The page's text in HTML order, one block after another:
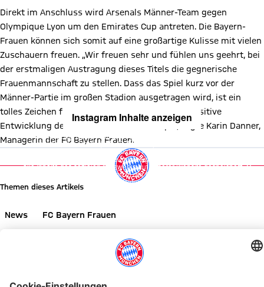
Direkt im Anschluss wird Arsenals Männer-Team gegen
Olympique Lyon um den Emirates Cup antreten. Die Bayern-
Frauen können sich somit auf eine großartige Kulisse mit vielen
Zuschauern freuen. „Wir freuen sehr und fühlen uns geehrt, bei
der erstmaligen Austragung dieses Titels die gegnerische
Frauenmannschaft zu stellen. Dass das Spiel kurz vor der
Männer-Partie im großen Stadion ausgetragen wird, ist ein
tolles Zeichen für das große Potenzial und die positive
Entwicklung des Frauenfußballs in Europa“, sagte Karin Danner,
Managerin der FC Bayern Frauen.
Instagram Inhalte anzeigen
Mit Klick auf den Button ermöglichen Sie es diesem sozialen
Netzwerk, Ihre Daten (z. B. IP-Adresse) mit Hilfe von Cookies zu
verarbeiten. Vorher kann das soziale Netzwerk keine Daten über Sie
erheben, um Ihnen die Inhalte anzuzeigen. Diese Einstellung wird für
alle Inhalte des sozialen Netzwerks auf unserer Website gespeichert
und Sie können dies jederzeit in derCookie-Einwilligungslösung
ändern. Details:Datenschutzerklärung
Themen dieses Artikels
News FC Bayern Frauen